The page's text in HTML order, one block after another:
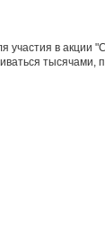
участия в акции
тысячами,